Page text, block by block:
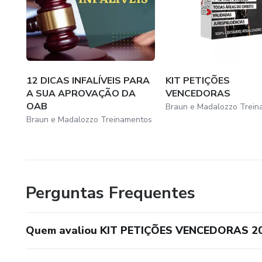
12 DICAS INFALÍVEIS PARA
A SUA APROVAÇÃO DA
OAB
Braun e Madalozzo Treinamentos
KIT PETIÇÕES
VENCEDORAS
Braun e Madalozzo
Perguntas Frequentes
Quem avaliou KIT PETIÇÕES VENCEDORAS